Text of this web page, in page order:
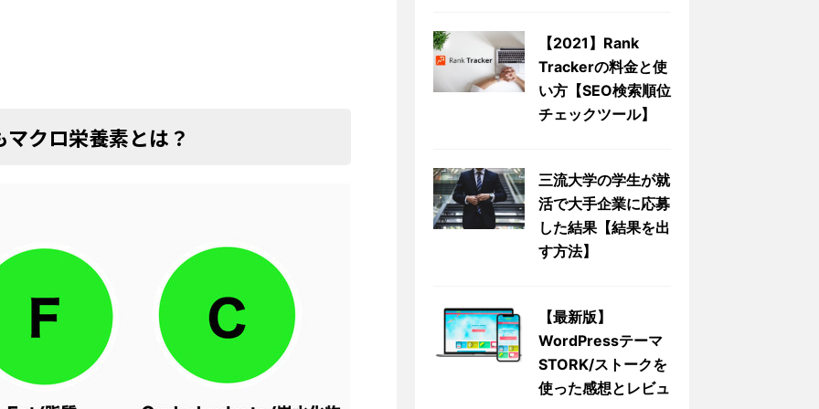
クロ栄養素とは？
【2021】Rank
Trackerの料金と使
い方【SEO検索順位
チェックツール】
三流大学の学生が就
活で大手企業に応募
した結果【結果を出
す方法】
【最新版】
WordPressテーマ
STORK/ストークを
使った感想とレビュ